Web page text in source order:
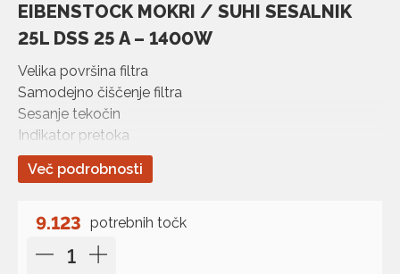
EIBENSTOCK MOKRI / SUHI SESALNIK
25L DSS 25 A – 1400W
Velika površina filtra
Samodejno čiščenje filtra
Sesanje tekočin
Indikator pretoka
Idealen za priključitev na žirafo ELS 225.1
Tehnični podatki:
Max. pretok: 61 L/s
Max. sesalna moč: 248 mbar
Dimenzije: 457 x 400 x 535 mm
Več podrobnosti
9.123 potrebnih točk